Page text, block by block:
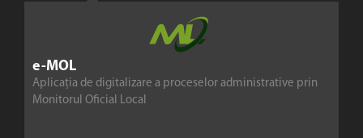
e-MOL
Aplicația de digitalizare a proceselor administrative prin
Monitorul Oficial Local